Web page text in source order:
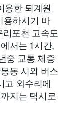
용한 퇴계원
용하시기 바
포천 고속도
서는 1시간,
중 교통 체증
동 시외 버스
고 와수리에
지는 택시로